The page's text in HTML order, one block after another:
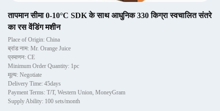
तापमान सीमा 0-10°C SDK के साथ आधुनिक 330 किग्रा स्वचालित संतरे
का रस वेंडिंग मशीन
Place of Origin: China
ब्रांड नाम: Mr. Orange Juice
प्रमाणन: CE
Minimum Order Quantity: 1pc
मूल्य: Negotiate
Delivery Time: 45days
Payment Terms: T/T, Western Union, MoneyGram
Supply Ability: 100 sets/month